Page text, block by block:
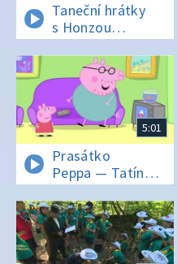
Taneční hrátky
s Honzou
Onderem — Ptačí
tanec
5:01
Prasátko
Peppa — Tatínek
se dostává do
formy